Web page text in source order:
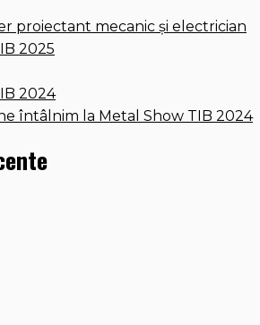
proiectant mecanic și electrician
2025
2024
întâlnim la Metal Show TIB 2024